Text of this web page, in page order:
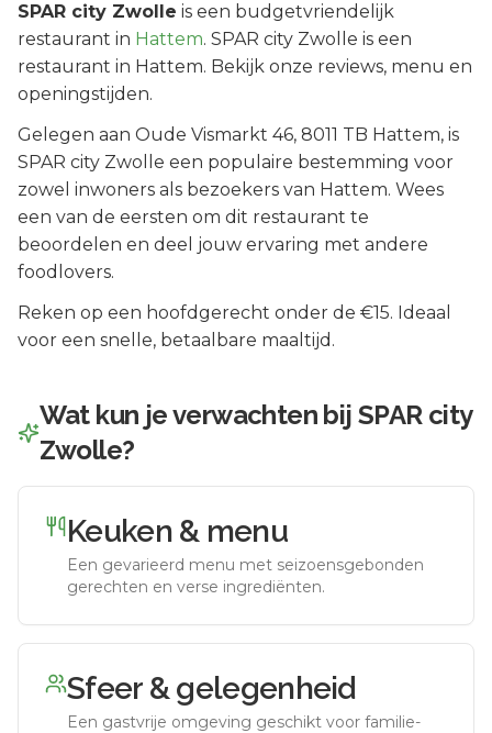
SPAR city Zwolle is een budgetvriendelijk
restaurant in Hattem. SPAR city Zwolle is een
restaurant in Hattem. Bekijk onze reviews, menu en
openingstijden.
Gelegen aan Oude Vismarkt 46, 8011 TB Hattem, is
SPAR city Zwolle een populaire bestemming voor
zowel inwoners als bezoekers van Hattem. Wees
een van de eersten om dit restaurant te
beoordelen en deel jouw ervaring met andere
foodlovers.
Reken op een hoofdgerecht onder de €15. Ideaal
voor een snelle, betaalbare maaltijd.
Wat kun je verwachten bij SPAR city
Zwolle?
Keuken & menu
Een gevarieerd menu met seizoensgebonden
gerechten en verse ingrediënten.
Sfeer & gelegenheid
Een gastvrije omgeving geschikt voor familie-